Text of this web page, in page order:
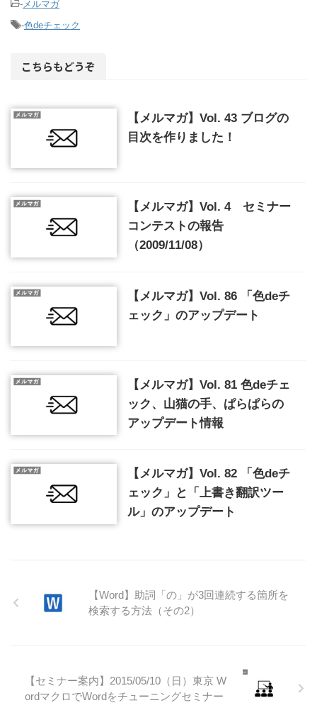
- メルマガ
-色deチェック
こちらもどうぞ
【メルマガ】Vol. 43 ブログの
目次を作りました！
【メルマガ】Vol. 4 セミナー
コンテストの報告
（2009/11/08）
【メルマガ】Vol. 86 「色deチ
ェック」のアップデート
【メルマガ】Vol. 81 色deチェ
ック、山猫の手、ぱらぱらの
アップデート情報
【メルマガ】Vol. 82 「色deチ
ェック」と「上書き翻訳ツー
ル」のアップデート
【Word】助詞「の」が3回連続する箇所を
検索する方法（その2）
【セミナー案内】2015/05/10（日）東京 W
ordマクロでWordをチューニングセミナー